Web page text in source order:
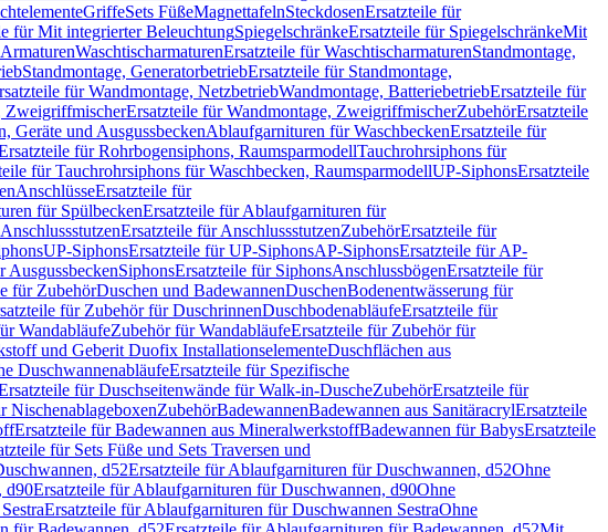
GriffeSets FüßeMagnettafelnSteckdosenErsatzteile für
für Mit integrierter BeleuchtungSpiegelschränkeErsatzteile für SpiegelschränkeMit
ArmaturenWaschtischarmaturenErsatzteile für WaschtischarmaturenStandmontage,
Standmontage, GeneratorbetriebErsatzteile für Standmontage,
für Wandmontage, NetzbetriebWandmontage, BatteriebetriebErsatzteile für
ZweigriffmischerErsatzteile für Wandmontage, ZweigriffmischerZubehörErsatzteile
Geräte und AusgussbeckenAblaufgarnituren für WaschbeckenErsatzteile für
für Rohrbogensiphons, RaumsparmodellTauchrohrsiphons für
für Tauchrohrsiphons für Waschbecken, RaumsparmodellUP-SiphonsErsatzteile
AnschlüsseErsatzteile für
für SpülbeckenErsatzteile für Ablaufgarnituren für
AnschlussstutzenErsatzteile für AnschlussstutzenZubehörErsatzteile für
UP-SiphonsErsatzteile für UP-SiphonsAP-SiphonsErsatzteile für AP-
AusgussbeckenSiphonsErsatzteile für SiphonsAnschlussbögenErsatzteile für
für ZubehörDuschen und BadewannenDuschenBodenentwässerung für
für Zubehör für DuschrinnenDuschbodenabläufeErsatzteile für
WandabläufeZubehör für WandabläufeErsatzteile für Zubehör für
und Geberit Duofix InstallationselementeDuschflächen aus
DuschwannenabläufeErsatzteile für Spezifische
für Duschseitenwände für Walk-in-DuscheZubehörErsatzteile für
NischenablageboxenZubehörBadewannenBadewannen aus SanitäracrylErsatzteile
Ersatzteile für Badewannen aus MineralwerkstoffBadewannen für BabysErsatzteile
für Sets Füße und Sets Traversen und
d52Ersatzteile für Ablaufgarnituren für Duschwannen, d52Ohne
d90Ersatzteile für Ablaufgarnituren für Duschwannen, d90Ohne
Ersatzteile für Ablaufgarnituren für Duschwannen SestraOhne